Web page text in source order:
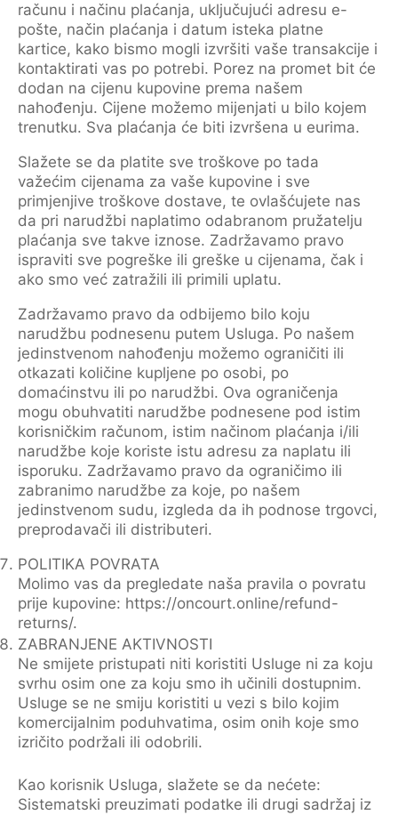
računu i načinu plaćanja, uključujući adresu e-
pošte, način plaćanja i datum isteka platne
kartice, kako bismo mogli izvršiti vaše transakcije i
kontaktirati vas po potrebi. Porez na promet bit će
dodan na cijenu kupovine prema našem
nahođenju. Cijene možemo mijenjati u bilo kojem
trenutku. Sva plaćanja će biti izvršena u eurima.
Slažete se da platite sve troškove po tada
važećim cijenama za vaše kupovine i sve
primjenjive troškove dostave, te ovlašćujete nas
da pri narudžbi naplatimo odabranom pružatelju
plaćanja sve takve iznose. Zadržavamo pravo
ispraviti sve pogreške ili greške u cijenama, čak i
ako smo već zatražili ili primili uplatu.
Zadržavamo pravo da odbijemo bilo koju
narudžbu podnesenu putem Usluga. Po našem
jedinstvenom nahođenju možemo ograničiti ili
otkazati količine kupljene po osobi, po
domaćinstvu ili po narudžbi. Ova ograničenja
mogu obuhvatiti narudžbe podnesene pod istim
korisničkim računom, istim načinom plaćanja i/ili
narudžbe koje koriste istu adresu za naplatu ili
isporuku. Zadržavamo pravo da ograničimo ili
zabranimo narudžbe za koje, po našem
jedinstvenom sudu, izgleda da ih podnose trgovci,
preprodavači ili distributeri.
POLITIKA POVRATA
Molimo vas da pregledate naša pravila o povratu
prije kupovine: https://oncourt.online/refund-
returns/.
ZABRANJENE AKTIVNOSTI
Ne smijete pristupati niti koristiti Usluge ni za koju
svrhu osim one za koju smo ih učinili dostupnim.
Usluge se ne smiju koristiti u vezi s bilo kojim
komercijalnim poduhvatima, osim onih koje smo
izričito podržali ili odobrili.
Kao korisnik Usluga, slažete se da nećete:
Sistematski preuzimati podatke ili drugi sadržaj iz